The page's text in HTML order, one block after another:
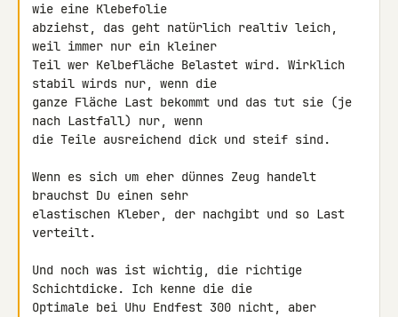
wie eine Klebefolie
abziehst, das geht natürlich realtiv leich,
weil immer nur ein kleiner
Teil wer Kelbefläche Belastet wird. Wirklich
stabil wirds nur, wenn die
ganze Fläche Last bekommt und das tut sie (je
nach Lastfall) nur, wenn
die Teile ausreichend dick und steif sind.
Wenn es sich um eher dünnes Zeug handelt
brauchst Du einen sehr
elastischen Kleber, der nachgibt und so Last
verteilt.
Und noch was ist wichtig, die richtige
Schichtdicke. Ich kenne die die
Optimale bei Uhu Endfest 300 nicht, aber